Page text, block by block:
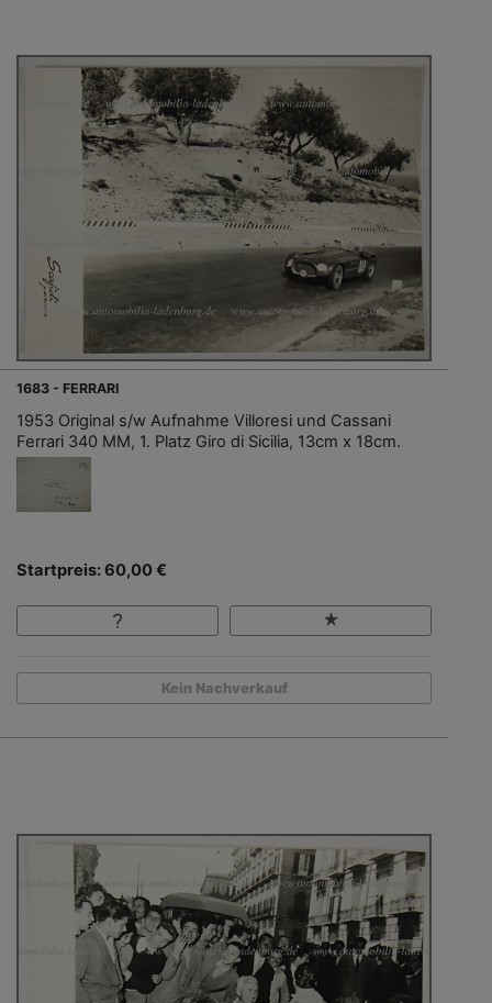
1683 - FERRARI
1953 Original s/w Aufnahme Villoresi und Cassani
Ferrari 340 MM, 1. Platz Giro di Sicilia, 13cm x 18cm.
Startpreis: 60,00 €
Kein Nachverkauf